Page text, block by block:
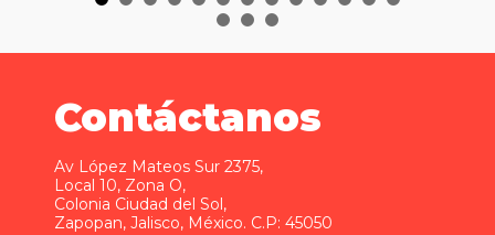
Contáctanos
Av López Mateos Sur 2375,
Local 10, Zona O,
Colonia Ciudad del Sol,
Zapopan, Jalisco, México. C.P: 45050